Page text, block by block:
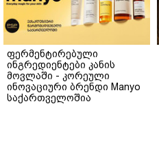
ფერმენტირებული
ინგრედიენტები კანის
მოვლაში - კორეული
ინოვაციური ბრენდი Manyo
საქართველოშია